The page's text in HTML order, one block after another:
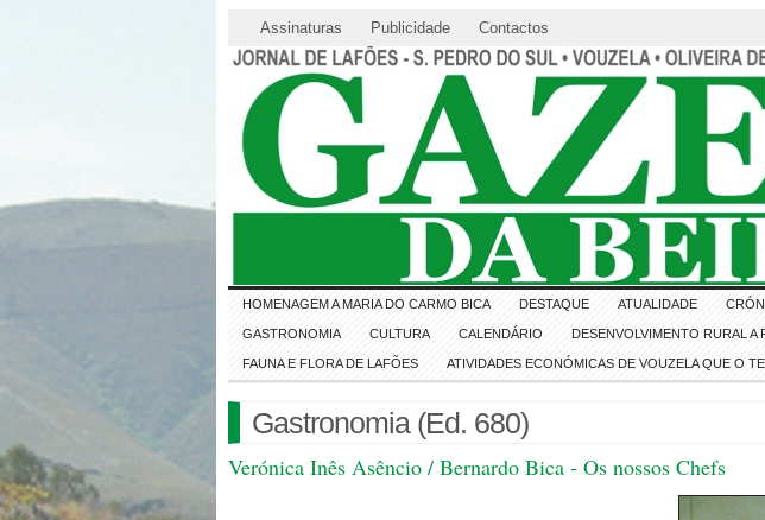
Assinaturas Publicidade Contactos
HOMENAGEM A MARIA DO CARMO BICA DESTAQUE ATUALIDADE
GASTRONOMIA CULTURA CALENDÁRIO DESENVOLVIMENTO RURAL A
FAUNA E FLORA DE LAFÕES ATIVIDADES ECONÓMICAS DE VOUZELA QUE O
Gastronomia (Ed. 680)
Verónica Inês Asêncio / Bernardo Bica - Os nossos Chefs